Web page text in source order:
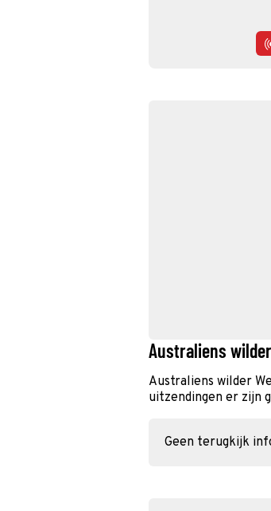
Australiens
Australiens wilder
uitzendingen er zijn
Geen terugkijk